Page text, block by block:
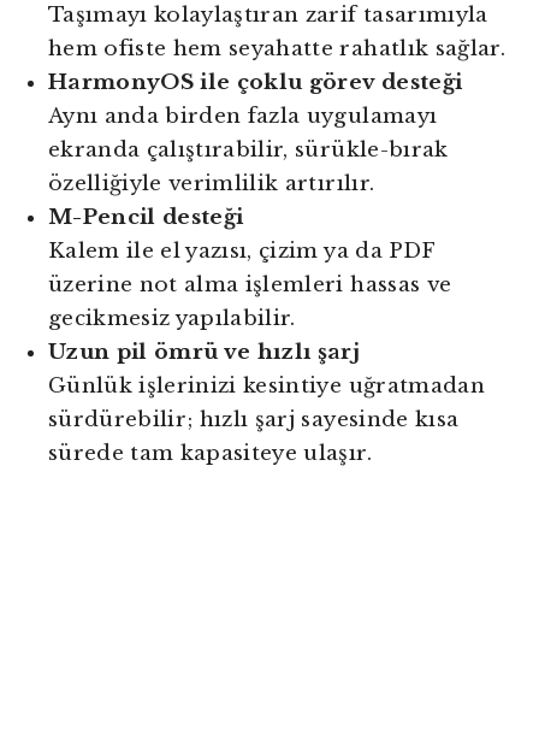
Taşımayı kolaylaştıran zarif tasarımıyla
hem ofiste hem seyahatte rahatlık sağlar.
HarmonyOS ile çoklu görev desteği
Aynı anda birden fazla uygulamayı
ekranda çalıştırabilir, sürükle-bırak
özelliğiyle verimlilik artırılır.
M-Pencil desteği
Kalem ile el yazısı, çizim ya da PDF
üzerine not alma işlemleri hassas ve
gecikmesiz yapılabilir.
Uzun pil ömrü ve hızlı şarj
Günlük işlerinizi kesintiye uğratmadan
sürdürebilir; hızlı şarj sayesinde kısa
sürede tam kapasiteye ulaşır.